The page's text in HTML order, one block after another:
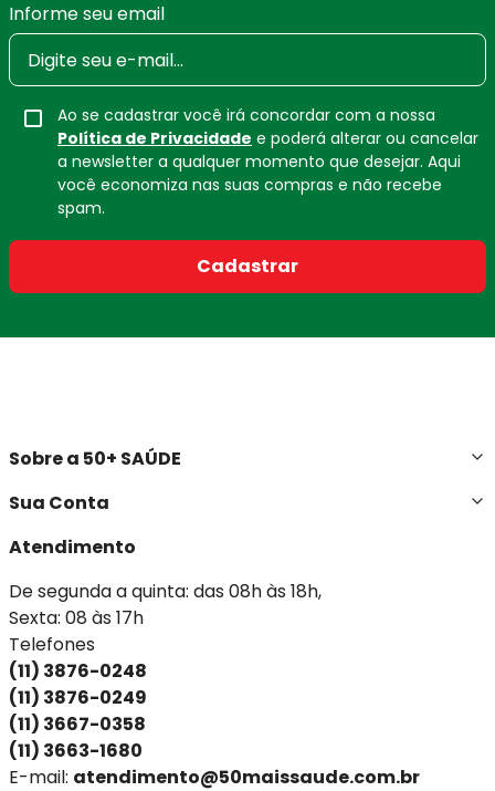
Informe seu email
Ao se cadastrar você irá concordar com a nossa
Política de Privacidade e poderá alterar ou cancelar
a newsletter a qualquer momento que desejar. Aqui
você economiza nas suas compras e não recebe
spam.
Cadastrar
Sobre a 50+ SAÚDE
Sua Conta
Atendimento
De segunda a quinta: das 08h às 18h,
Sexta: 08 às 17h
Telefones
(11) 3876-0248
(11) 3876-0249
(11) 3667-0358
(11) 3663-1680
E-mail: atendimento@50maissaude.com.br